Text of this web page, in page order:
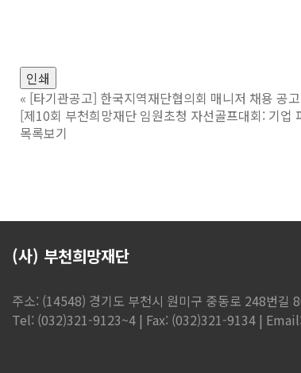
인쇄
« [타기관공고] 한국지역재단협의회 매니저 채용 공고
[제10회 부천희망재단 임원초청 자선골프대회: 기업
목록보기
(사) 부천희망재단
주소: (14548) 경기도 부천시 원미구 중동로 248번
Tel: (032)321-9123~4 | Fax: (032)321-9134 |